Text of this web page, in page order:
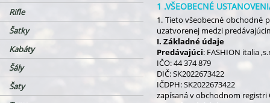
Rifle
Šatky
Kabáty
Šály
Šaty
1 .VŠEOBECNÉ
1. Tieto všeobecné obchodné
uzatvorenej medzi
I. Základné údaje
Predávajúci: FASHION italia
IČO: 44 374 879
DIČ:SK2022673422
IČDPH: SK2022673422
zapísaná v obchodnom registri